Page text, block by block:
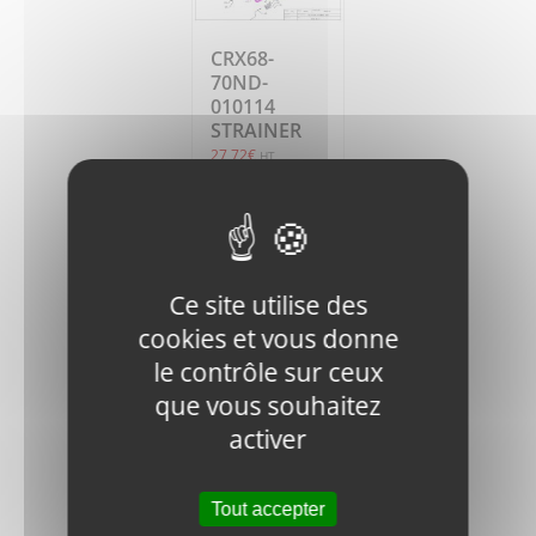
CRX68-
70ND-
010114
STRAINER
27,72€ HT
Ajouter
au
Détails
FN.W8-DIN-
Ce site utilise des
cookies et vous donne
le contrôle sur ceux
que vous souhaitez
activer
Tout accepter